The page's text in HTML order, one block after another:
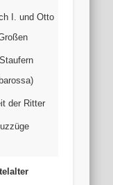
I. und Otto
der Ritter